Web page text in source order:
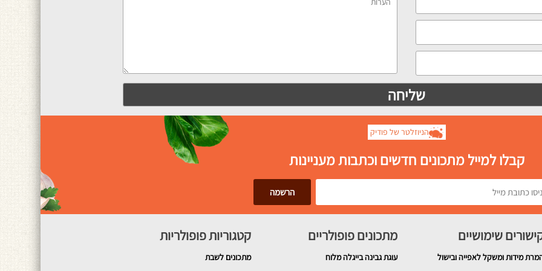
הניוזלטר של פודיק
קבלו למייל מתכונים חדשים וכתבות מעניינות
שימושיים
מידות ומשקל לאפייה ובישול
מתכונים פופולריים
עוגת גבינה בייגלה מלוח
קטגוריות פופולריות
מתכונים לשבת